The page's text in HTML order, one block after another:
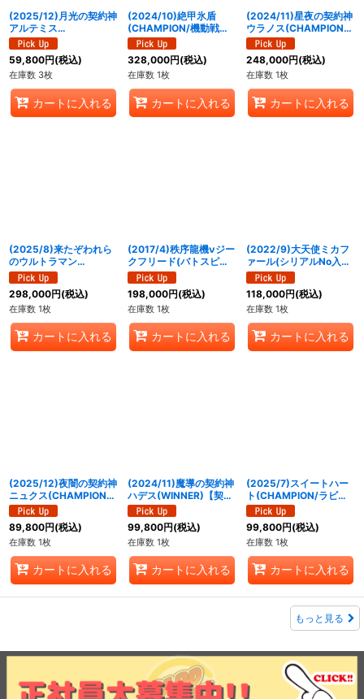
(2025/12)月光の契約神
アルテミス
(SECONDPLACE/バト
スピチャンピオンシップ
3on3)【契約X】{BS72-
CX03}《白》
59,800円(税込)
在庫数 3枚
カートに入れる
(2024/10)絶甲氷盾
(CHAMPION/機動戦士
ガンダムイラスト)【-】
{SD56-RV009}《白》
328,000円(税込)
在庫数 1枚
カートに入れる
(2024/11)星夜の契約神
ウラノス(CHAMPION)
【契約X】{BS70-
CX03}《黄》
248,000円(税込)
在庫数 1枚
カートに入れる
(2025/8)来たぞわれら
のウルトラマン
(CHAMPION/ウルトラ
マンカップ/VSゼットン
イラスト)【LM】
{LM19-U07}《青》
298,000円(税込)
在庫数 1枚
カートに入れる
(2017/4)秩序龍機νジー
クフリード(バトスピチ
ャンピオンシップ2017-
煌臨杯-)【X】{SD39-
X01}《白》
198,000円(税込)
在庫数 1枚
カートに入れる
(2022/9)大天使ミカフ
ァール(シリアルNo入り)
【X】{BS02-X08}
《黄》
118,000円(税込)
在庫数 1枚
カートに入れる
(2025/12)夜闇の契約神
ニュクス(CHAMPION/
バトスピチャンピオンシ
ップ25_26)【契約X】
{BS72-CX02}《紫》
89,800円(税込)
在庫数 1枚
カートに入れる
(2024/11)魔導の契約神
ハデス(WINNER)【契約
X】{BS68-CX01}
《紫》
99,800円(税込)
在庫数 1枚
カートに入れる
(2025/7)スイートハー
ト(CHAMPION/ラビ
ィ・ダーリンイラスト)
【C】{BSC33-RV001}
《黄》
99,800円(税込)
在庫数 1枚
カートに入れる
もっと見る